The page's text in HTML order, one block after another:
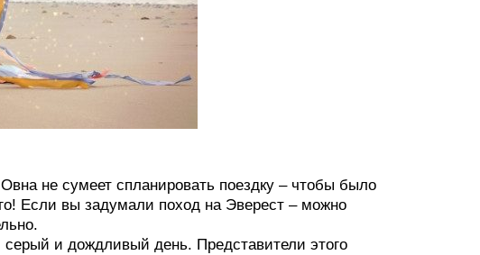
не сумеет спланировать поездку – чтобы было
Если вы задумали поход на Эверест – можно
и дождливый день. Представители этого